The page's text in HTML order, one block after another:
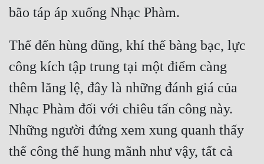
bão táp áp xuống Nhạc Phàm.
Thế đến hùng dũng, khí thế bàng bạc, lực
công kích tập trung tại một điểm càng
thêm lăng lệ, đây là những đánh giá của
Nhạc Phàm đối với chiêu tấn công này.
Những người đứng xem xung quanh thấy
thế công thế hung mãnh như vậy, tất cả